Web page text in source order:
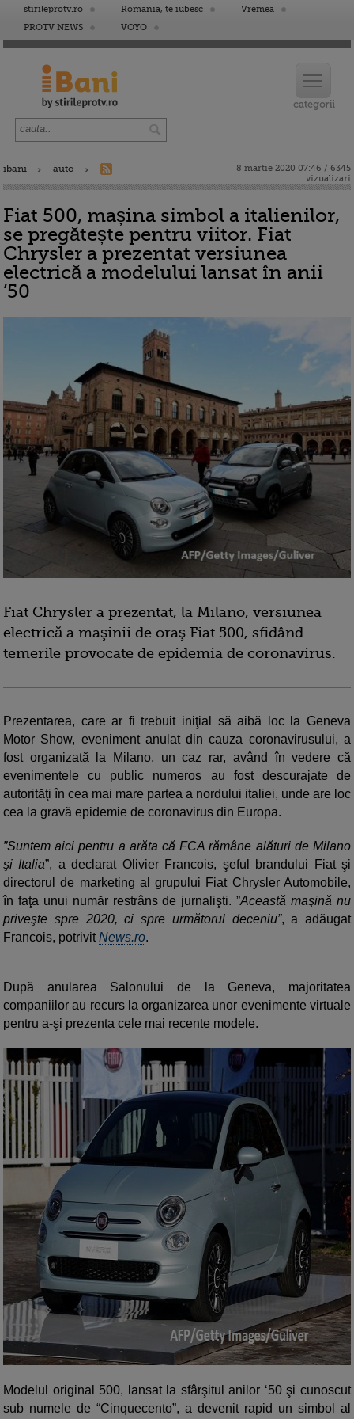
stirileprotv.ro Romania, te iubesc
Vremea
PROTV NEWS
VOYO
ibani auto
8 martie 2020 07:46 / 6345
vizualizari
Fiat 500, mașina simbol a italienilor,
se pregătește pentru viitor. Fiat
Chrysler a prezentat versiunea
electrică a modelului lansat în anii
’50
Fiat Chrysler a prezentat, la Milano, versiunea
electrică a maşinii de oraş Fiat 500, sfidând
temerile provocate de epidemia de coronavirus.
Prezentarea, care ar fi trebuit iniţial să aibă loc la Geneva
Motor Show, eveniment anulat din cauza coronavirusului, a
fost organizată la Milano, un caz rar, având în vedere că
evenimentele cu public numeros au fost descurajate de
autorităţi în cea mai mare partea a nordului italiei, unde are loc
cea la gravă epidemie de coronavirus din Europa.
”Suntem aici pentru a arăta că FCA rămâne alături de Milano
şi Italia”, a declarat Olivier Francois, şeful brandului Fiat şi
directorul de marketing al grupului Fiat Chrysler Automobile,
în faţa unui număr restrâns de jurnalişti. ”Această maşină nu
priveşte spre 2020, ci spre următorul deceniu”, a adăugat
Francois, potrivitNews.ro.
După anularea Salonului de la Geneva, majoritatea
companiilor au recurs la organizarea unor evenimente virtuale
pentru a-şi prezenta cele mai recente modele.
Modelul original 500, lansat la sfârşitul anilor ‘50 şi cunoscut
sub numele de “Cinquecento”, a devenit rapid un simbol al